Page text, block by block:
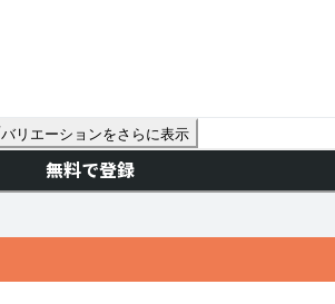
バリエーションをさらに表示
無料で登録